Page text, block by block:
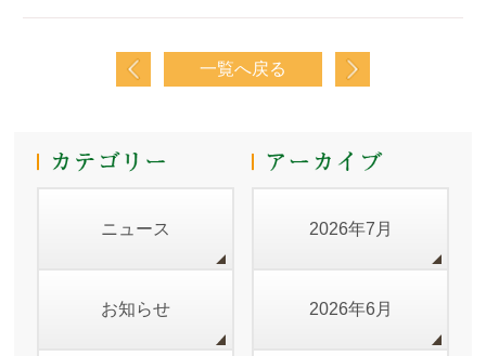
一覧へ戻る
ニュース
お知らせ
2026年7月
2026年6月